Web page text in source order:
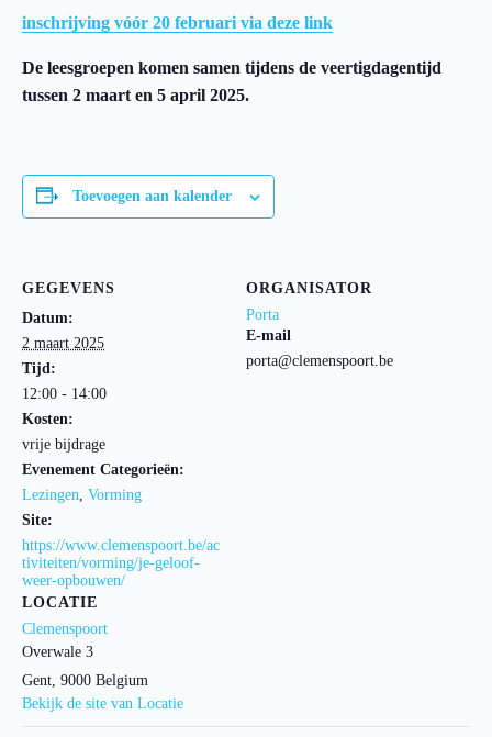
inschrijving vóór 20 februari via deze link
De leesgroepen komen samen tijdens de veertigdagentijd
tussen 2 maart en 5 april 2025.
Toevoegen aan kalender
GEGEVENS
Datum:
2 maart 2025
Tijd:
12:00 - 14:00
Kosten:
vrije bijdrage
Evenement Categorieën:
Lezingen, Vorming
Site:
https://www.clemenspoort.be/ac
tiviteiten/vorming/je-geloof-
weer-opbouwen/
LOCATIE
Clemenspoort
Overwale 3
Gent, 9000 Belgium
Bekijk de site van Locatie
ORGANISATOR
Porta
E-mail
porta@clemenspoort.be